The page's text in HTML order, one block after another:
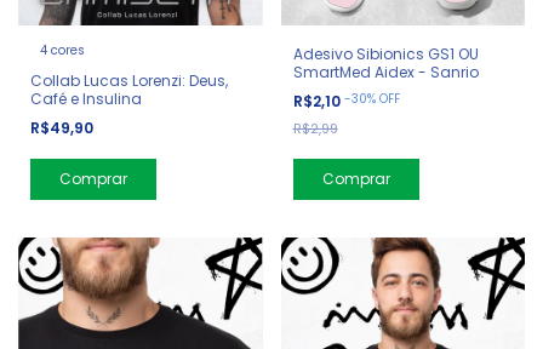
4 cores
Collab Lucas Lorenzi: Deus,
Café e Insulina
R$49,90
Comprar
Adesivo Sibionics GS1 OU
SmartMed Aidex - Sanrio
R$2,10 -30% OFF
R$2,99